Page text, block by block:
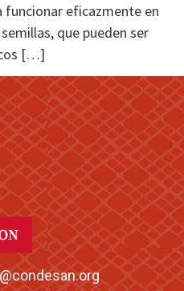
eficazmente en
que pueden ser
[…]